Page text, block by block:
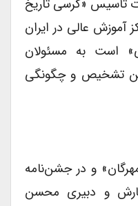
تأسیس «کرسى تاریخ
آموزش عالى در ایران
است به مسئولان
تشخیص و چگونگى
و در جشن‌نامه
و دبیری محسن